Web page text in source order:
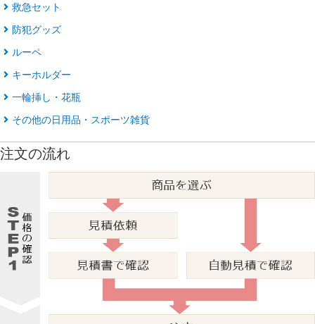
救急セット
防犯グッズ
ルーペ
キーホルダー
一輪挿し・花瓶
その他の日用品・スポーツ雑貨
注文の流れ